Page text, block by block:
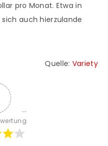
pro Monat. Etwa in
auch hierzulande
Quelle: Variety